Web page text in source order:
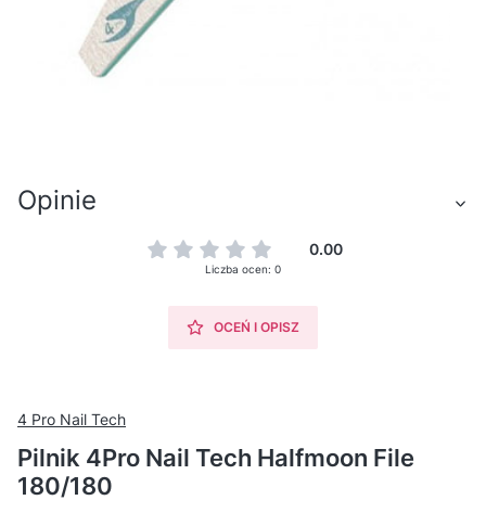
Opinie
0.00
Liczba ocen: 0
OCEŃ I OPISZ
4 Pro Nail Tech
Pilnik 4Pro Nail Tech Halfmoon File
180/180